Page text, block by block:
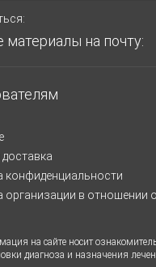
материалы на почту:
конфиденциальности
организации в отношении
на сайте носит
диагноза и назначения